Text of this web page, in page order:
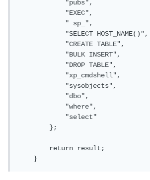
"pubs",
"EXEC",
" sp_",
"SELECT HOST_NAME()",
"CREATE TABLE",
"BULK INSERT",
"DROP TABLE",
"xp_cmdshell",
"sysobjects",
"dbo",
"where",
"select"
};
return result;
}